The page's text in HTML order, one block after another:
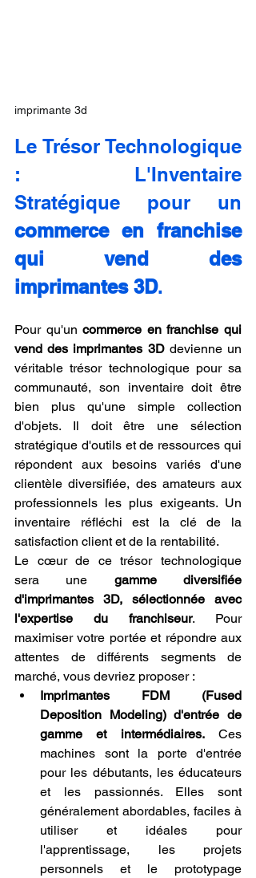
imprimante 3d
Le Trésor Technologique
: L'Inventaire
commerce en franchise
qui vend des
imprimantes 3D.
Pour qu'un commerce en franchise qui
vend des imprimantes 3D devienne un
véritable trésor technologique pour sa
communauté, son inventaire doit être
bien plus qu'une simple collection
d'objets. Il doit être une sélection
stratégique d'outils et de ressources qui
répondent aux besoins variés d'une
clientèle diversifiée, des amateurs aux
professionnels les plus exigeants. Un
inventaire réfléchi est la clé de la
satisfaction client et de la rentabilité.
Le cœur de ce trésor technologique
sera une gamme diversifiée
d'imprimantes 3D, sélectionnée avec
l'expertise du franchiseur. Pour
maximiser votre portée et répondre aux
attentes de différents segments de
marché, vous devriez proposer :
Imprimantes FDM (Fused
Deposition Modeling) d'entrée de
gamme et intermédiaires. Ces
machines sont la porte d'entrée
pour les débutants, les éducateurs
et les passionnés. Elles sont
généralement abordables, faciles à
utiliser et idéales pour
l'apprentissage, les projets
personnels et le prototypage